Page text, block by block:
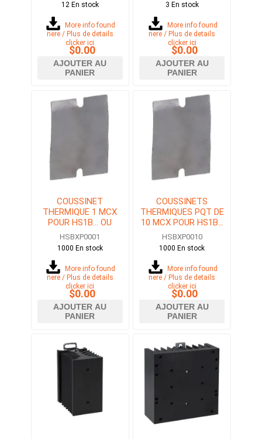
12 En stock
More info found
here / Plus de details
clicker ici
$0.00
AJOUTER AU
PANIER
24VDC
3 En stock
More info found
here / Plus de details
clicker ici
$0.00
AJOUTER AU
PANIER
COUSSINET
THERMIQUE 1 MCX
POUR HS1B... OU
HS2B...
HSBXP0001
1000 En stock
More info found
here / Plus de details
clicker ici
$0.00
AJOUTER AU
PANIER
COUSSINETS
THERMIQUES PQT DE
10 MCX POUR HS1B...
OU HS2B...
HSBXP0010
1000 En stock
More info found
here / Plus de details
clicker ici
$0.00
AJOUTER AU
PANIER